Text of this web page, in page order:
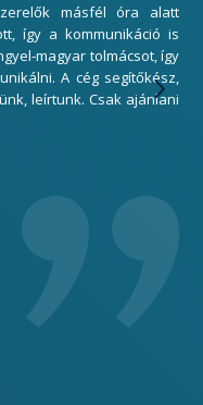
másfél óra alatt
így a kommunikáció is
magyar tolmácsot, így
A cég segítőkész,
leírtunk. Csak ajánlani